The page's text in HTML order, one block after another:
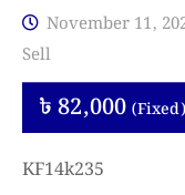
November 11,
Sell
৳82,000 (Fixed)
KF14k235